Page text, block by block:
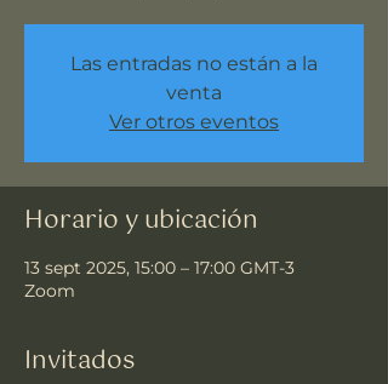
Las entradas no están a la
venta
Ver otros eventos
Horario y ubicación
13 sept 2025, 15:00 – 17:00 GMT-3
Zoom
Invitados